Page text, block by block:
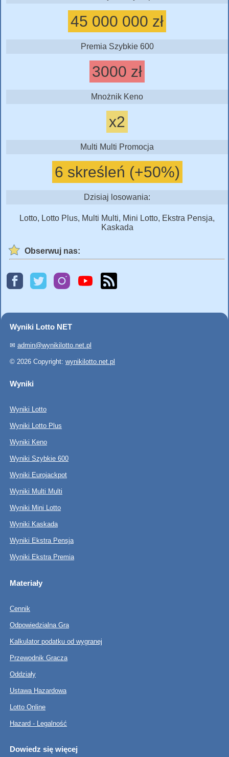
45 000 000 zł
Premia Szybkie 600
3000 zł
Mnożnik Keno
x2
Multi Multi Promocja
6 skreśleń (+50%)
Dzisiaj losowania:
Lotto, Lotto Plus, Multi Multi, Mini Lotto, Ekstra Pensja,
Kaskada
Obserwuj nas:
Wyniki Lotto NET
✉ admin@wynikilotto.net.pl
© 2026 Copyright: wynikilotto.net.pl
Wyniki
Wyniki Lotto
Wyniki Lotto Plus
Wyniki Keno
Wyniki Szybkie 600
Wyniki Eurojackpot
Wyniki Multi Multi
Wyniki Mini Lotto
Wyniki Kaskada
Wyniki Ekstra Pensja
Wyniki Ekstra Premia
Materiały
Cennik
Odpowiedzialna Gra
Kalkulator podatku od wygranej
Przewodnik Gracza
Oddziały
Ustawa Hazardowa
Lotto Online
Hazard - Legalność
Dowiedz się więcej